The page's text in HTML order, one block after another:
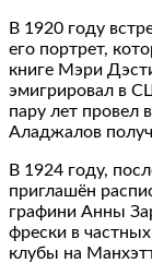
В 1920 году
его портрет,
книге Мэри
эмигрировал в
пару лет провел
Аладжалов
В 1924 году,
приглашён
графини Анны
фрески в
клубы на